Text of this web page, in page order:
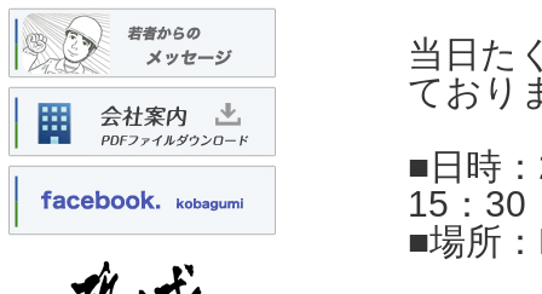
当日た
ており
■日時
15：30
■場所